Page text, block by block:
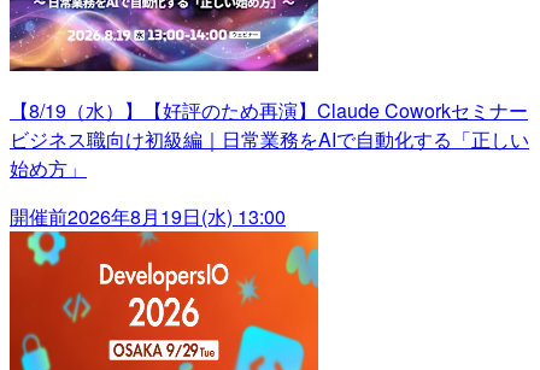
【8/19（水）】【好評のため再演】Claude Coworkセミナー
ビジネス職向け初級編｜日常業務をAIで自動化する「正しい
始め方」
開催前2026年8月19日(水) 13:00